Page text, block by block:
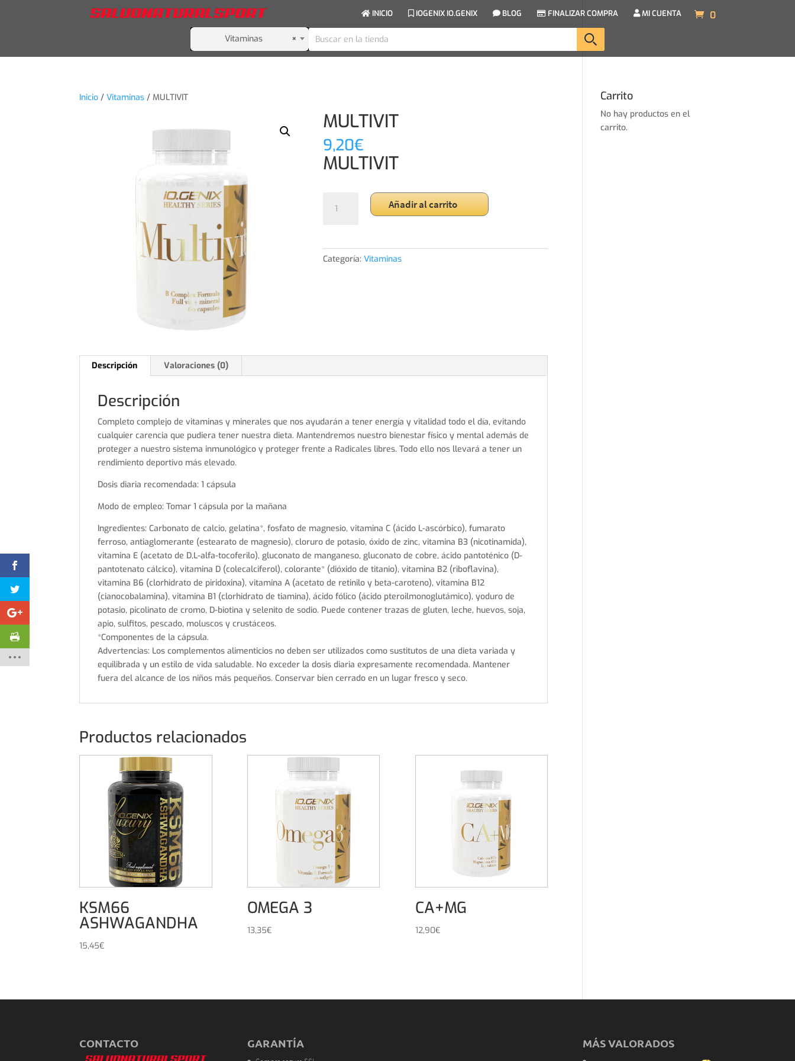
INICIO IOGENIX IO.GENIX BLOG FINALIZAR COMPRA MI CUENTA 0
×
Vitaminas
Inicio /Vitaminas / MULTIVIT
MULTIVIT
9,20€
MULTIVIT
cantidad
Añadir al carrito
Categoría:Vitaminas
Descripción Valoraciones (0)
Descripción
Completo complejo de vitaminas y minerales que nos ayudarán a tener energía y vitalidad todo el día, evitando
cualquier carencia que pudiera tener nuestra dieta. Mantendremos nuestro bienestar físico y mental además de
proteger a nuestro sistema inmunológico y proteger frente a Radicales libres. Todo ello nos llevará a tener un
rendimiento deportivo más elevado.
Dosis diaria recomendada: 1 cápsula
Modo de empleo: Tomar 1 cápsula por la mañana
Ingredientes: Carbonato de calcio, gelatina*, fosfato de magnesio, vitamina C (ácido L-ascórbico), fumarato
ferroso, antiaglomerante (estearato de magnesio), cloruro de potasio, óxido de zinc, vitamina B3 (nicotinamida),
vitamina E (acetato de D,L-alfa-tocoferilo), gluconato de manganeso, gluconato de cobre, ácido pantoténico (D-
pantotenato cálcico), vitamina D (colecalciferol), colorante* (dióxido de titanio), vitamina B2 (riboflavina),
vitamina B6 (clorhidrato de piridoxina), vitamina A (acetato de retinilo y beta-caroteno), vitamina B12
(cianocobalamina), vitamina B1 (clorhidrato de tiamina), ácido fólico (ácido pteroilmonoglutámico), yoduro de
potasio, picolinato de cromo, D-biotina y selenito de sodio. Puede contener trazas de gluten, leche, huevos, soja,
apio, sulfitos, pescado, moluscos y crustáceos.
*Componentes de la cápsula.
Advertencias: Los complementos alimenticios no deben ser utilizados como sustitutos de una dieta variada y
equilibrada y un estilo de vida saludable. No exceder la dosis diaria expresamente recomendada. Mantener
fuera del alcance de los niños más pequeños. Conservar bien cerrado en un lugar fresco y seco.
Productos relacionados
KSM66
ASHWAGANDHA
15,45€
OMEGA 3
13,35€
CA+MG
12,90€
Carrito
No hay productos en el
carrito.
CONTACTO GARANTÍA MÁS VALORADOS